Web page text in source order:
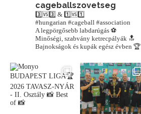
cageballszovetseg
3️⃣🆚3️⃣ & 1️⃣🆚1️⃣
#hungarian #cageball #association
A legpörgősebb labdarúgás ⚽️
Minőségi, szabvány ketrecpályák 🔝
Bajnokságok és kupák egész évben 🏆